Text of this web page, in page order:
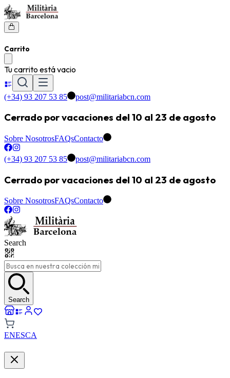
Carrito
Tu carrito está vacio
(+34) 93 207 53 85 post@militariabcn.com
Cerrado por vacaciones del 10 al 23 de agosto
Sobre NosotrosFAQsContacto
(+34) 93 207 53 85 post@militariabcn.com
Cerrado por vacaciones del 10 al 23 de agosto
Sobre NosotrosFAQsContacto
Search
Search
ENESCA